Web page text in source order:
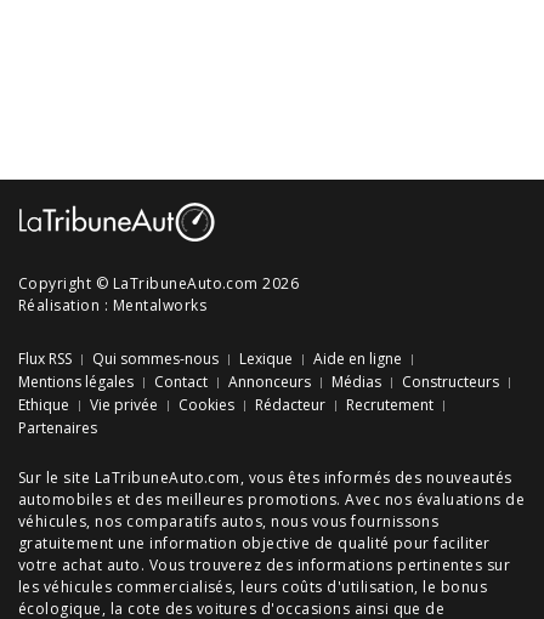
Copyright © LaTribuneAuto.com 2026
Réalisation : Mentalworks
Flux RSS Qui sommes-nous Lexique
Aide en ligne
Mentions légales
Contact Annonceurs Médias
Constructeurs
Ethique
Vie privée Cookies Rédacteur
Recrutement
Partenaires
Sur le site LaTribuneAuto.com, vous êtes informés des nouveautés
automobiles et des meilleures promotions. Avec nos évaluations de
véhicules, nos comparatifs autos, nous vous fournissons
gratuitement une information objective de qualité pour faciliter
votre achat auto. Vous trouverez des informations pertinentes sur
les véhicules commercialisés, leurs coûts d'utilisation, le bonus
écologique, la cote des voitures d'occasions ainsi que de